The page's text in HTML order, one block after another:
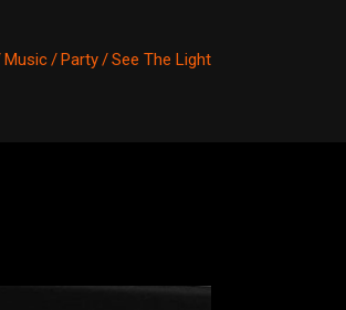
Music/Party/See The Light